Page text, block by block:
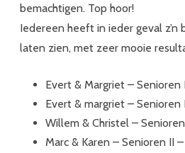
bemachtigen. Top hoor!
Iedereen heeft in ieder geval z’n
laten zien, met zeer mooie
Evert & Margriet – Senioren
Evert & margriet – Senioren
Willem & Christel –
Marc & Karen – Senioren II